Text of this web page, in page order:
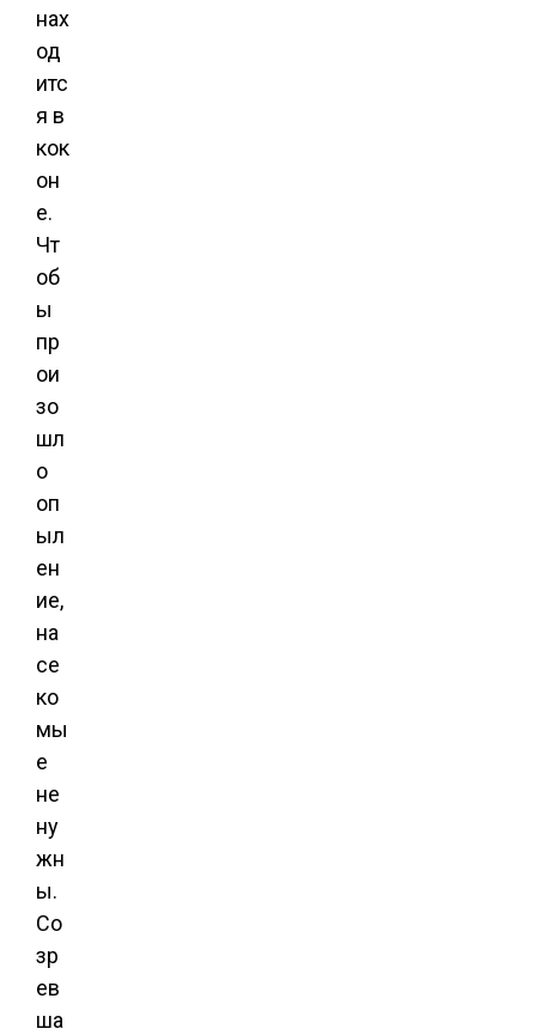
нах
од
итс
я в
кок
он
е.
Чт
об
ы
пр
ои
зо
шл
о
оп
ыл
ен
ие,
на
се
ко
мы
е
не
ну
жн
ы.
Со
зр
ев
ша